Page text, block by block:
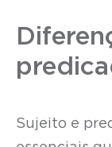
Sujeito e